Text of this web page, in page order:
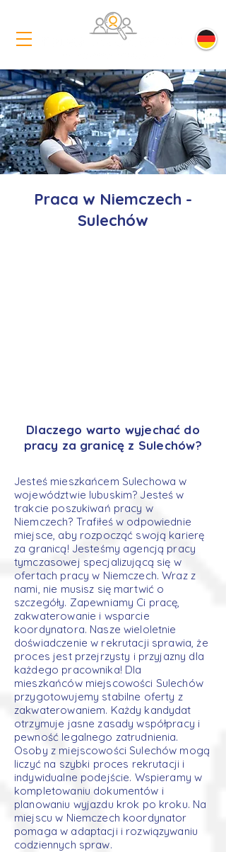
Praca w Niemczech -
Sulechów
Dlaczego warto wyjechać do
pracy za granicę z Sulechów?
Jesteś mieszkańcem Sulechowa w
województwie lubuskim? Jesteś w
trakcie poszukiwań pracy w
Niemczech? Trafiłeś w odpowiednie
miejsce, aby rozpocząć swoją karierę
za granicą! Jesteśmy agencją pracy
tymczasowej specjalizującą się w
ofertach pracy w Niemczech. Wraz z
nami, nie musisz się martwić o
szczegóły. Zapewniamy Ci pracę,
zakwaterowanie i wsparcie
koordynatora. Nasze wieloletnie
doświadczenie w rekrutacji sprawia, że
proces jest przejrzysty i przyjazny dla
każdego pracownika! Dla
mieszkańców miejscowości Sulechów
przygotowujemy stabilne oferty z
zakwaterowaniem. Każdy kandydat
otrzymuje jasne zasady współpracy i
pewność legalnego zatrudnienia.
Osoby z miejscowości Sulechów mogą
liczyć na szybki proces rekrutacji i
indywidualne podejście. Wspieramy w
kompletowaniu dokumentów i
planowaniu wyjazdu krok po kroku. Na
miejscu w Niemczech koordynator
pomaga w adaptacji i rozwiązywaniu
codziennych spraw.